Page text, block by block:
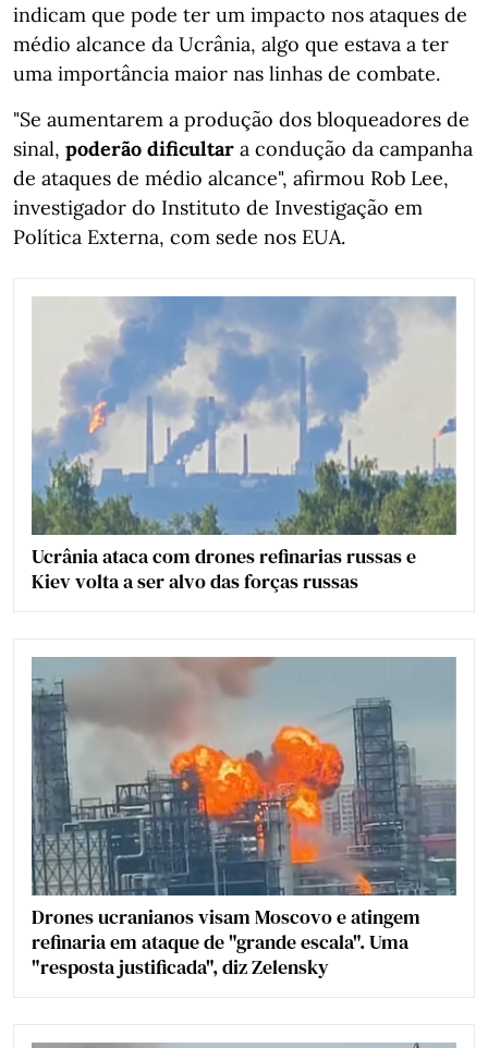
indicam que pode ter um impacto nos ataques de
médio alcance da Ucrânia, algo que estava a ter
uma importância maior nas linhas de combate.
"Se aumentarem a produção dos bloqueadores de
sinal, poderão dificultar a condução da campanha
de ataques de médio alcance", afirmou Rob Lee,
investigador do Instituto de Investigação em
Política Externa, com sede nos EUA.
Ucrânia ataca com drones refinarias russas e
Kiev volta a ser alvo das forças russas
Drones ucranianos visam Moscovo e atingem
refinaria em ataque de "grande escala". Uma
"resposta justificada", diz Zelensky